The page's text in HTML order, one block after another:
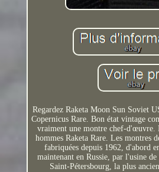
Regardez Raketa Moon Sun Soviet
Copernicus Rare. Bon état vintage
vraiment une montre chef-d'œuvre.
hommes Raketa Rare. Les montres
fabriquées depuis 1962, d'abord
maintenant en Russie, par l'usine
Saint-Pétersbourg, la plus